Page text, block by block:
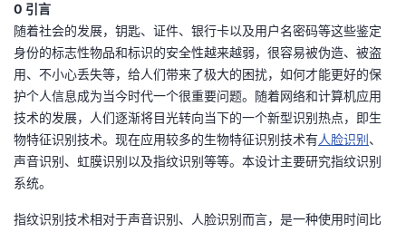
页
开
发
者
我
0 引言
随着社会的发展，钥匙、证件、银行卡以及用户名密码等这些鉴定
身份的标志性物品和标识的安全性越来越弱，很容易被伪造、被盗
用、不小心丢失等，给人们带来了极大的困扰，如何才能更好的保
护个人信息成为当今时代一个很重要问题。随着网络和计算机应用
技术的发展，人们逐渐将目光转向当下的一个新型识别热点，即生
物特征识别技术。现在应用较多的生物特征识别技术有人脸识别、
声音识别、虹膜识别以及指纹识别等等。本设计主要研究指纹识别
系统。
指纹识别技术相对于声音识别、人脸识别而言，是一种使用时间比